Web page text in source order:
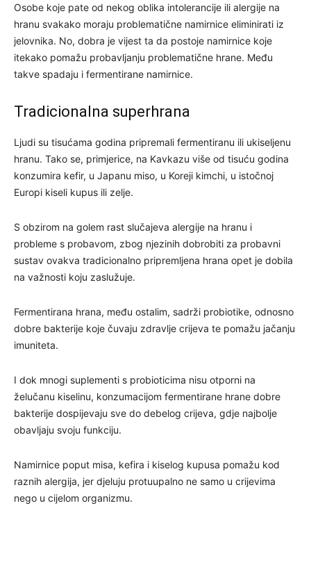
Osobe koje pate od nekog oblika intolerancije ili alergije na
hranu svakako moraju problematične namirnice eliminirati iz
jelovnika. No, dobra je vijest ta da postoje namirnice koje
itekako pomažu probavljanju problematične hrane. Među
takve spadaju i fermentirane namirnice.
Tradicionalna superhrana
Ljudi su tisućama godina pripremali fermentiranu ili ukiseljenu
hranu. Tako se, primjerice, na Kavkazu više od tisuću godina
konzumira kefir, u Japanu miso, u Koreji kimchi, u istočnoj
Europi kiseli kupus ili zelje.
S obzirom na golem rast slučajeva alergije na hranu i
probleme s probavom, zbog njezinih dobrobiti za probavni
sustav ovakva tradicionalno pripremljena hrana opet je dobila
na važnosti koju zaslužuje.
Fermentirana hrana, među ostalim, sadrži probiotike, odnosno
dobre bakterije koje čuvaju zdravlje crijeva te pomažu jačanju
imuniteta.
I dok mnogi suplementi s probioticima nisu otporni na
želučanu kiselinu, konzumacijom fermentirane hrane dobre
bakterije dospijevaju sve do debelog crijeva, gdje najbolje
obavljaju svoju funkciju.
Namirnice poput misa, kefira i kiselog kupusa pomažu kod
raznih alergija, jer djeluju protuupalno ne samo u crijevima
nego u cijelom organizmu.